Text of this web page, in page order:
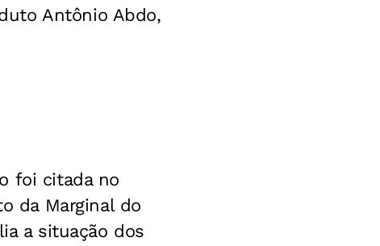
Antônio Abdo,
foi citada no
da Marginal do
a situação dos